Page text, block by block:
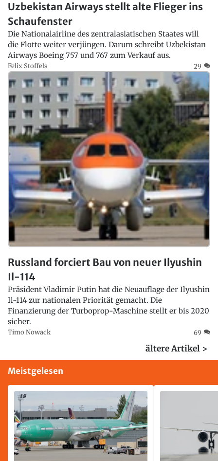
Uzbekistan Airways stellt alte Flieger ins
Schaufenster
Die Nationalairline des zentralasiatischen Staates will
die Flotte weiter verjüngen. Darum schreibt Uzbekistan
Airways Boeing 757 und 767 zum Verkauf aus.
Felix Stoffels 29
Russland forciert Bau von neuer Ilyushin
Il-114
Präsident Vladimir Putin hat die Neuauflage der Ilyushin
Il-114 zur nationalen Priorität gemacht. Die
Finanzierung der Turboprop-Maschine stellt er bis 2020
sicher.
Timo Nowack 69
ältere Artikel >
Meistgelesen